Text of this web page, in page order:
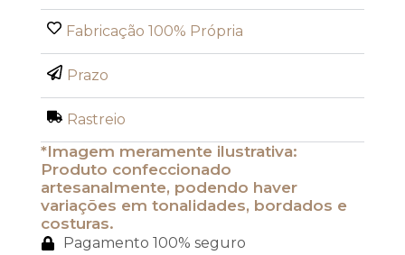
Fabricação 100% Própria
Prazo
Rastreio
*Imagem meramente ilustrativa:
Produto confeccionado
artesanalmente, podendo haver
variações em tonalidades, bordados e
costuras.
Pagamento 100% seguro